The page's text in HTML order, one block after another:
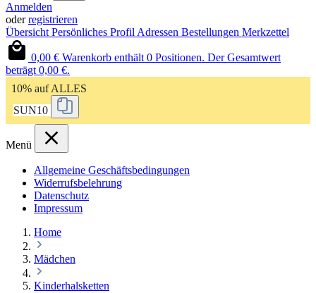
Anmelden
oderregistrieren
Übersicht Persönliches Profil Adressen Bestellungen Merkzettel
0,00 € Warenkorb enthält 0 Positionen. Der Gesamtwert
beträgt 0,00 €.
10% auf ALLES
SUN10
Menü
Allgemeine Geschäftsbedingungen
Widerrufsbelehrung
Datenschutz
Impressum
Home
Mädchen
Kinderhalsketten